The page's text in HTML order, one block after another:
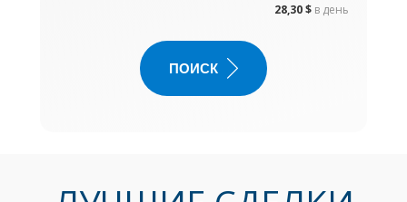
28,30 $ в день
ПОИСК